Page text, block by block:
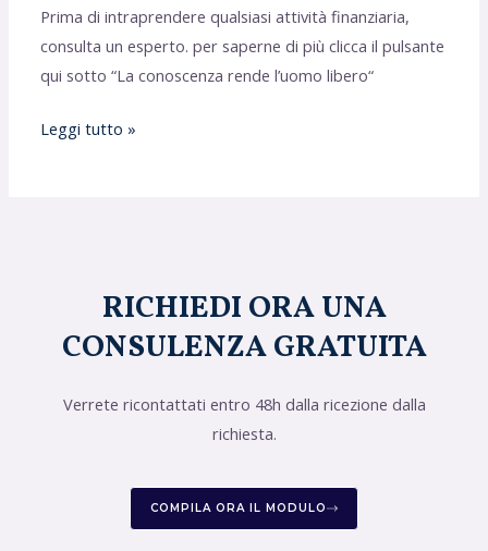
Prima di intraprendere qualsiasi attività finanziaria,
consulta un esperto. per saperne di più clicca il pulsante
qui sotto “La conoscenza rende l’uomo libero“
Leggi tutto »
RICHIEDI ORA UNA
CONSULENZA GRATUITA
Verrete ricontattati entro 48h dalla ricezione dalla
richiesta.
COMPILA ORA IL MODULO